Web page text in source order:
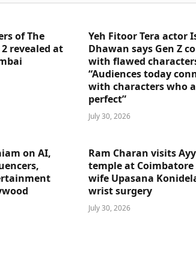
of The
revealed at
Yeh Fitoor Tera actor
Dhawan says Gen Z
with flawed
“Audiences today
with characters who
perfect”
July 30, 2026
on AI,
Ram Charan visits
temple at
wife Upasana
wrist surgery
July 30, 2026